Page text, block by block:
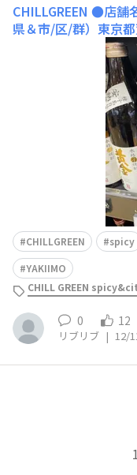
CHILLGREEN ●店舗
県＆市/区/群）東京
酒 CHILLGREEN,隠
おすすめポイント
CHILLGREEN spicy
YAKIIMO
CHILL GREEN
0 12
リブリブ | 12/